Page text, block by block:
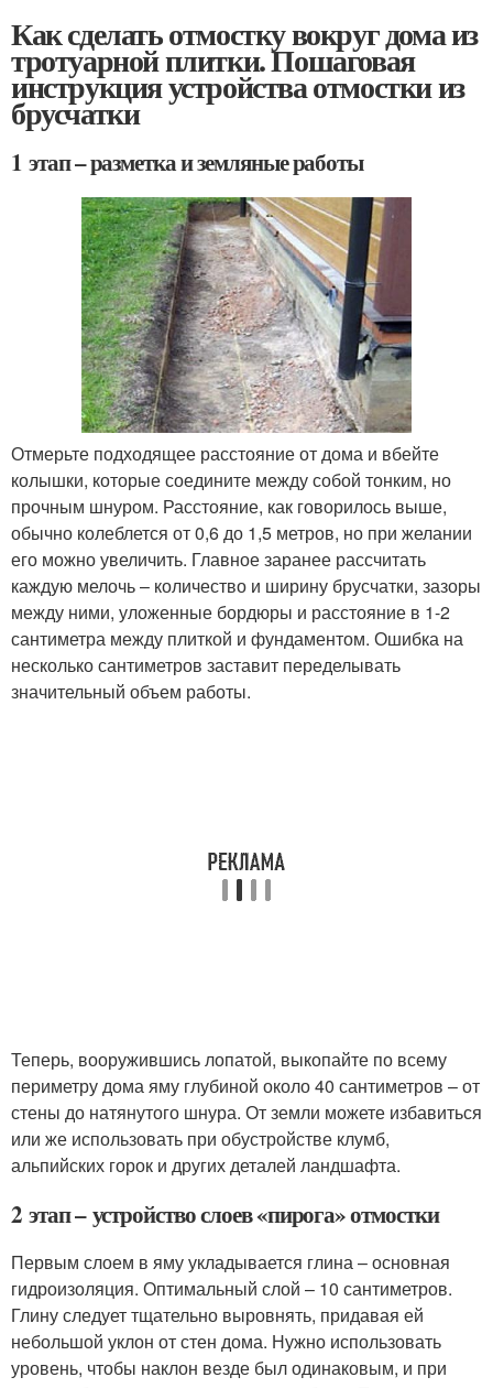
Как сделать отмостку вокруг дома из
тротуарной плитки. Пошаговая
инструкция устройства отмостки из
брусчатки
1 этап – разметка и земляные работы
Отмерьте подходящее расстояние от дома и вбейте
колышки, которые соедините между собой тонким, но
прочным шнуром. Расстояние, как говорилось выше,
обычно колеблется от 0,6 до 1,5 метров, но при желании
его можно увеличить. Главное заранее рассчитать
каждую мелочь – количество и ширину брусчатки, зазоры
между ними, уложенные бордюры и расстояние в 1-2
сантиметра между плиткой и фундаментом. Ошибка на
несколько сантиметров заставит переделывать
значительный объем работы.
Теперь, вооружившись лопатой, выкопайте по всему
периметру дома яму глубиной около 40 сантиметров – от
стены до натянутого шнура. От земли можете избавиться
или же использовать при обустройстве клумб,
альпийских горок и других деталей ландшафта.
2 этап – устройство слоев «пирога» отмостки
Первым слоем в яму укладывается глина – основная
гидроизоляция. Оптимальный слой – 10 сантиметров.
Глину следует тщательно выровнять, придавая ей
небольшой уклон от стен дома. Нужно использовать
уровень, чтобы наклон везде был одинаковым, и при